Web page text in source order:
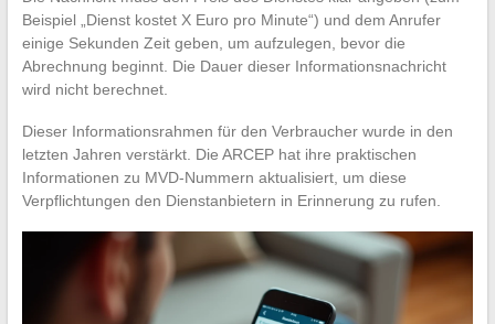
Beispiel „Dienst kostet X Euro pro Minute“) und dem Anrufer
einige Sekunden Zeit geben, um aufzulegen, bevor die
Abrechnung beginnt. Die Dauer dieser Informationsnachricht
wird nicht berechnet.
Dieser Informationsrahmen für den Verbraucher wurde in den
letzten Jahren verstärkt. Die ARCEP hat ihre praktischen
Informationen zu MVD-Nummern aktualisiert, um diese
Verpflichtungen den Dienstanbietern in Erinnerung zu rufen.